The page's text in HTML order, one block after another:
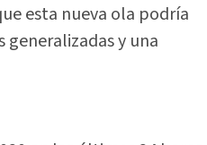
esta nueva ola podría
generalizadas y una